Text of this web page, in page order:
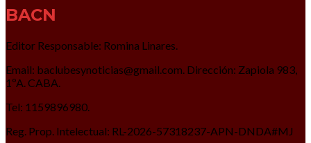
BACN
Editor Responsable: Romina Linares.
Email: baclubesynoticias@gmail.com. Dirección: Zapiola 983,
1ºA. CABA.
Tel: 1159896980.
Reg. Prop. Intelectual: RL-2026-57318237-APN-DNDA#MJ